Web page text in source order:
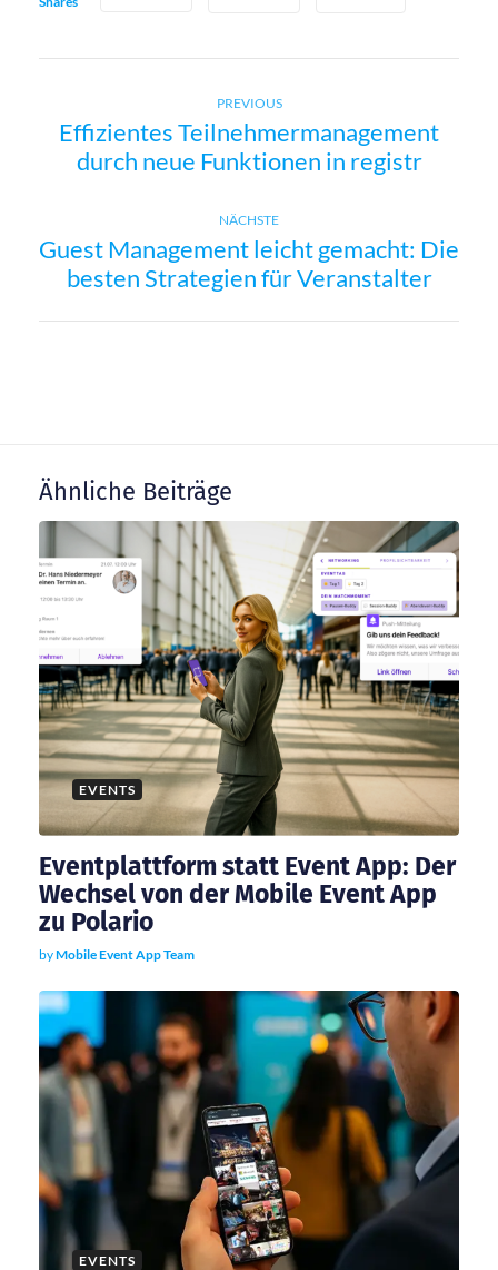
r
s
n
a
v
i
g
a
t
i
o
n
PREVIOUSPrevious
post:
Effizientes Teilnehmermanagement
durch neue Funktionen in registr
NÄCHSTENext
post:
Guest Management leicht gemacht: Die
besten Strategien für Veranstalter
Ähnliche Beiträge
EVENTS
Eventplattform statt Event App: Der
Wechsel von der Mobile Event App
zu Polario
byMobile Event App Team
EVENTS